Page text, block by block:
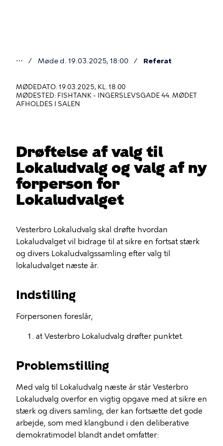
er
her
⋯ Møde d. 19.03.2025, 18:00 Referat
MØDEDATO: 19.03.2025, KL. 18:00
MØDESTED: FISHTANK - INGERSLEVSGADE 44. MØDET
AFHOLDES I SALEN
Drøftelse af valg til
Lokaludvalg og valg af ny
forperson for
Lokaludvalget
Vesterbro Lokaludvalg skal drøfte hvordan
Lokaludvalget vil bidrage til at sikre en fortsat stærk
og divers Lokaludvalgssamling efter valg til
lokaludvalget næste år.
Indstilling
Forpersonen foreslår,
at Vesterbro Lokaludvalg drøfter punktet.
Problemstilling
Med valg til Lokaludvalg næste år står Vesterbro
Lokaludvalg overfor en vigtig opgave med at sikre en
stærk og divers samling, der kan fortsætte det gode
arbejde, som med klangbund i den deliberative
demokratimodel blandt andet omfatter: